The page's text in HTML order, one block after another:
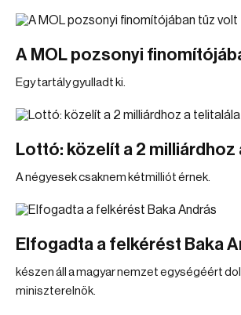
A MOL pozsonyi
Egy tartály gyulladt ki.
Lottó: közelít a 2 milliárdhoz
A négyesek csaknem kétmilliót érnek.
Elfogadta a felkérést Baka
készen áll a magyar nemzet egységéért
miniszterelnök.